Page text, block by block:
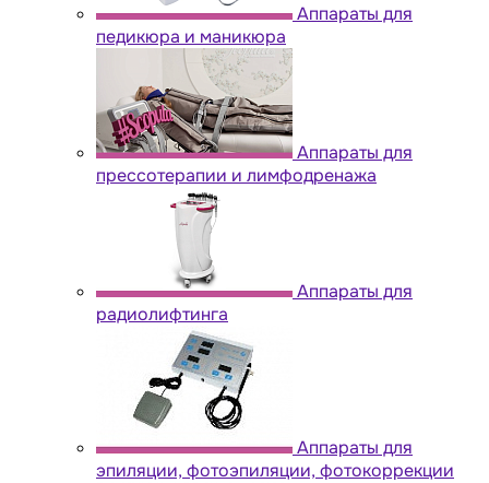
Аппараты для
педикюра и маникюра
Аппараты для
прессотерапии и лимфодренажа
Аппараты для
радиолифтинга
Аппараты для
эпиляции, фотоэпиляции, фотокоррекции